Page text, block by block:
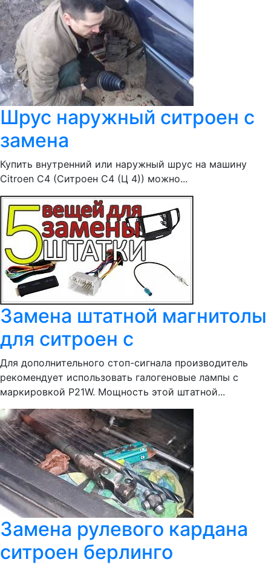
Шрус наружный ситроен с
замена
Купить внутренний или наружный шрус на машину
Citroen С4 (Ситроен С4 (Ц 4)) можно...
Замена штатной магнитолы
для ситроен с
Для дополнительного стоп-сигнала производитель
рекомендует использовать галогеновые лампы с
маркировкой P21W. Мощность этой штатной...
Замена рулевого кардана
ситроен берлинго